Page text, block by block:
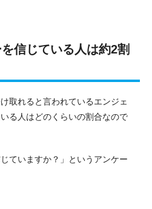
信じている人は約2割
取れると言われているエンジェ
る人はどのくらいの割合なので
ていますか？」というアンケー